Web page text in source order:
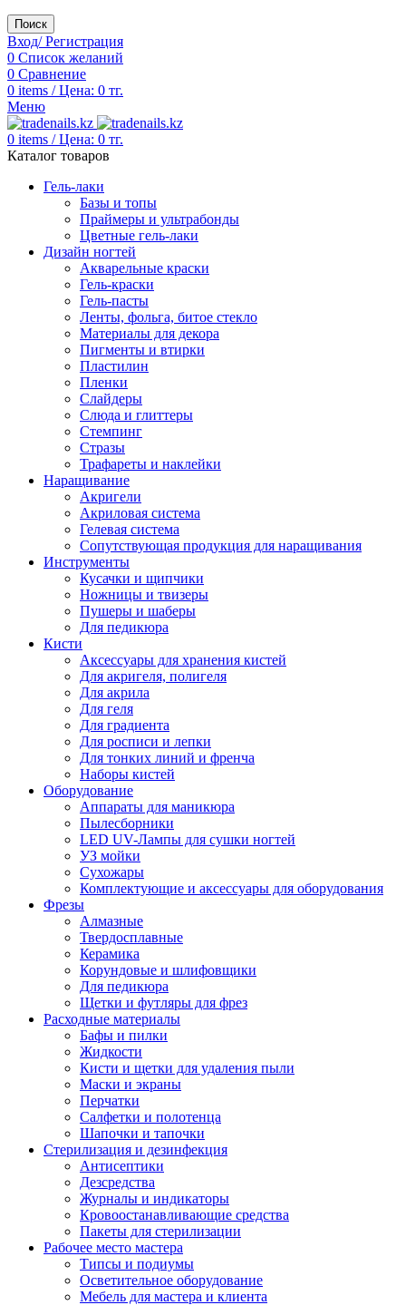
Поиск
Вход/ Регистрация
0 Список желаний
0 Сравнение
0 items / Цена: 0 тг.
Меню
0 items / Цена: 0 тг.
Каталог товаров
Гель-лаки
Базы и топы
Праймеры и ультрабонды
Цветные гель-лаки
Дизайн ногтей
Акварельные краски
Гель-краски
Гель-пасты
Ленты, фольга, битое стекло
Материалы для декора
Пигменты и втирки
Пластилин
Пленки
Слайдеры
Слюда и глиттеры
Стемпинг
Стразы
Трафареты и наклейки
Наращивание
Акригели
Акриловая система
Гелевая система
Сопутствующая продукция для наращивания
Инструменты
Кусачки и щипчики
Ножницы и твизеры
Пушеры и шаберы
Для педикюра
Кисти
Аксессуары для хранения кистей
Для акригеля, полигеля
Для акрила
Для геля
Для градиента
Для росписи и лепки
Для тонких линий и френча
Наборы кистей
Оборудование
Аппараты для маникюра
Пылесборники
LED UV-Лампы для сушки ногтей
УЗ мойки
Сухожары
Комплектующие и аксессуары для оборудования
Фрезы
Алмазные
Твердосплавные
Керамика
Корундовые и шлифовщики
Для педикюра
Щетки и футляры для фрез
Расходные материалы
Бафы и пилки
Жидкости
Кисти и щетки для удаления пыли
Маски и экраны
Перчатки
Салфетки и полотенца
Шапочки и тапочки
Стерилизация и дезинфекция
Антисептики
Дезсредства
Журналы и индикаторы
Кровоостанавливающие средства
Пакеты для стерилизации
Рабочее место мастера
Типсы и подиумы
Осветительное оборудование
Мебель для мастера и клиента